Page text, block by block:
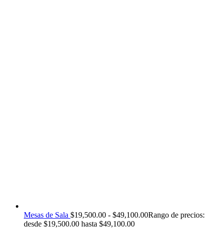
Mesas de Sala $19,500.00 - $49,100.00Rango de precios:
desde $19,500.00 hasta $49,100.00